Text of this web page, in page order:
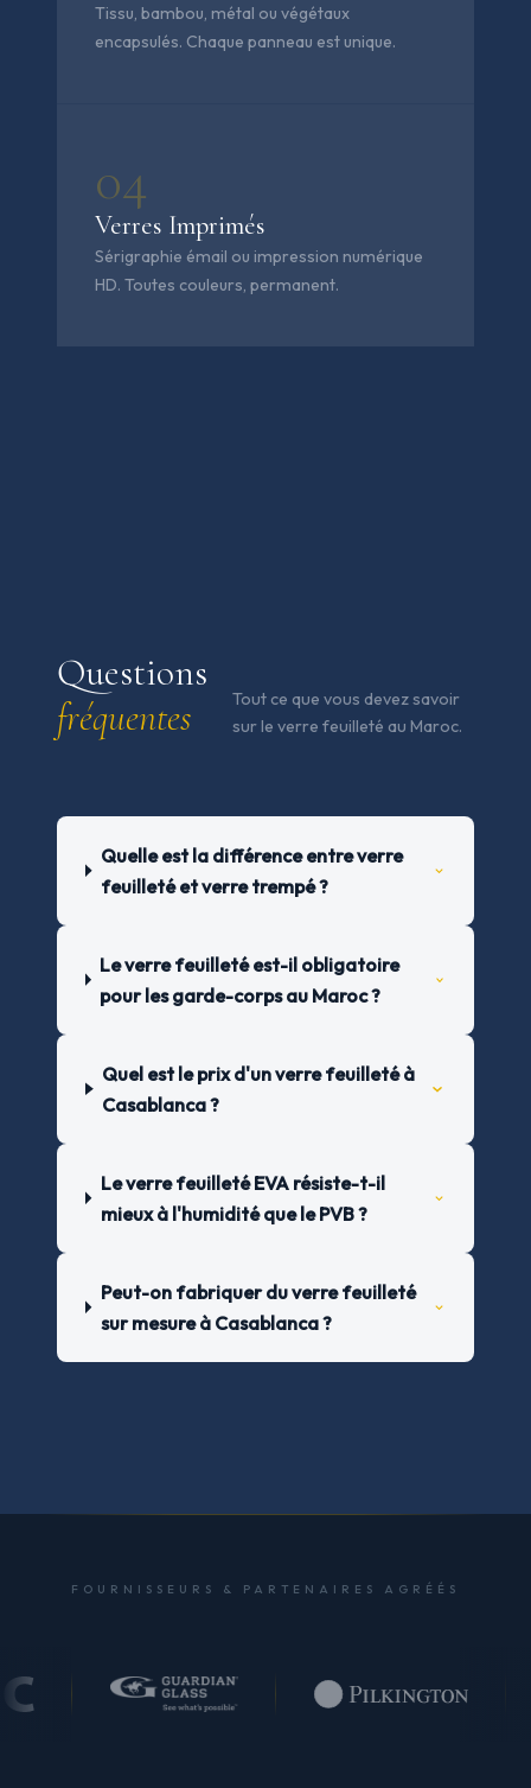
Tissu, bambou, métal ou végétaux
encapsulés. Chaque panneau est unique.
04
Verres Imprimés
Sérigraphie émail ou impression numérique
HD. Toutes couleurs, permanent.
Questions
fréquentes
Tout ce que vous devez savoir
sur le verre feuilleté au Maroc.
Quelle est la différence entre verre
feuilleté et verre trempé ?
Le verre feuilleté est-il obligatoire
pour les garde-corps au Maroc ?
Quel est le prix d'un verre feuilleté à
Casablanca ?
Le verre feuilleté EVA résiste-t-il
mieux à l'humidité que le PVB ?
Peut-on fabriquer du verre feuilleté
sur mesure à Casablanca ?
FOURNISSEURS & PARTENAIRES AGRÉÉS